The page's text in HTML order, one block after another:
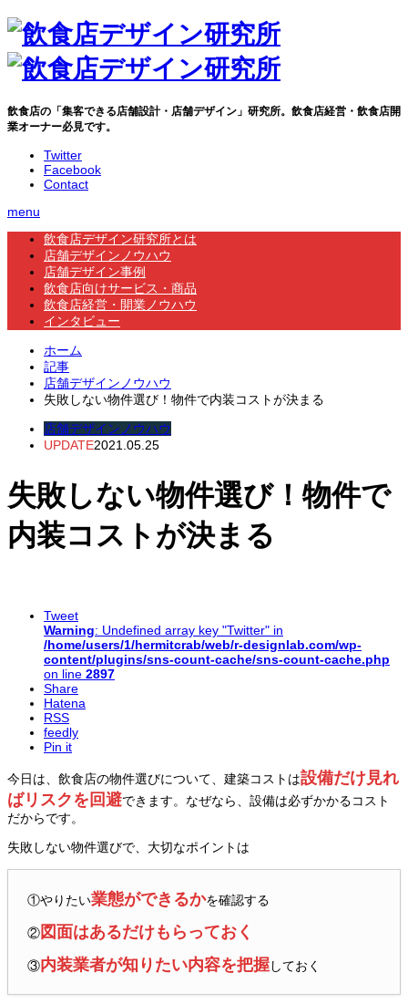
飲食店の「集客できる店舗設計・店舗デザイン」研究所。飲食店経営・飲食店開
業オーナー必見です。
Twitter
Facebook
Contact
menu
飲食店デザイン研究所とは
店舗デザインノウハウ
店舗デザイン事例
飲食店向けサービス・商品
飲食店経営・開業ノウハウ
インタビュー
ホーム
記事
店舗デザインノウハウ
失敗しない物件選び！物件で内装コストが決まる
店舗デザインノウハウ
UPDATE2021.05.25
失敗しない物件選び！物件で
内装コストが決まる
Tweet
Warning: Undefined array key "Twitter" in
/home/users/1/hermitcrab/web/r-designlab.com/wp-
content/plugins/sns-count-cache/sns-count-cache.php
on line 2897
Share
Hatena
RSS
feedly
Pin it
今日は、飲食店の物件選びについて、建築コストは設備だけ見れ
ばリスクを回避できます。なぜなら、設備は必ずかかるコスト
だからです。
失敗しない物件選びで、大切なポイントは
①やりたい業態ができるかを確認する
②図面はあるだけもらっておく
③内装業者が知りたい内容を把握しておく